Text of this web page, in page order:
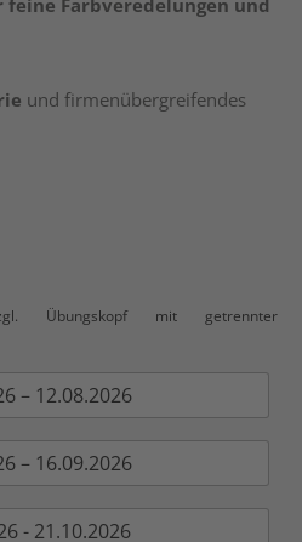
Farbveredelungen und
und firmenübergreifendes
Übungskopf mit getrennter
– 12.08.2026
– 16.09.2026
- 21.10.2026